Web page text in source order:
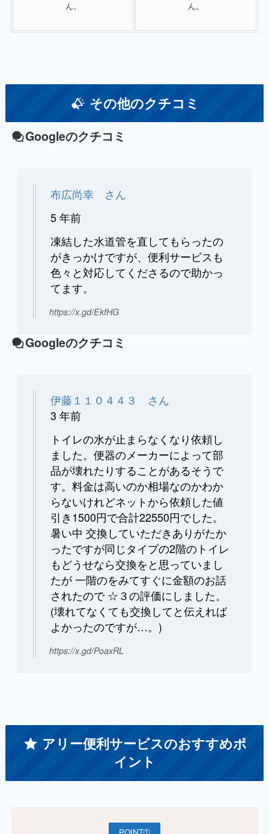
ん。 ん。
その他のクチコミ
Googleのクチコミ
布広尚幸 さん
5 年前
凍結した水道管を直してもらったの
がきっかけですが、便利サービスも
色々と対応してくださるので助かっ
てます。
https://x.gd/EkfHG
Googleのクチコミ
伊藤１１０４４３ さん
3 年前
トイレの水が止まらなくなり依頼し
ました。便器のメーカーによって部
品が壊れたりすることがあるそうで
す。料金は高いのか相場なのかわか
らないけれどネットから依頼した値
引き1500円で合計22550円でした。
暑い中 交換していただきありがたか
ったですが同じタイプの2階のトイレ
もどうせなら交換をと思っていまし
たが 一階のをみてすぐに金額のお話
されたので ☆３の評価にしました。
(壊れてなくても交換してと伝えれば
よかったのですが…。)
https://x.gd/PoaxRL
アリー便利サービスのおすすめポ
イント